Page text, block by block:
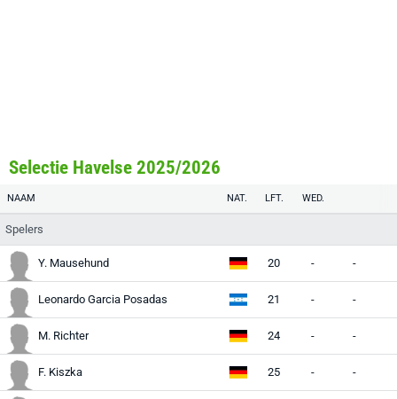
Selectie Havelse 2025/2026
NAAM NAT. LFT. WED.
Spelers
Y. Mausehund 20 - -
Leonardo Garcia Posadas 21 - -
M. Richter 24 - -
F. Kiszka 25 - -